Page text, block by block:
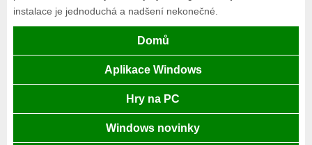
instalace je jednoduchá a nadšení nekonečné.
Domů
Aplikace Windows
Hry na PC
Windows novinky